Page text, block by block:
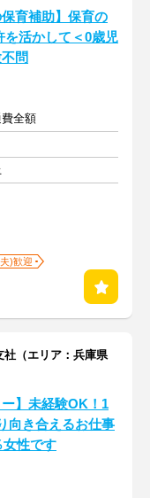
保育補助】保育の
を活かして＜0歳児
問
全額
)歓迎
（エリア：兵庫県
ー】未経験OK！1
向き合えるお仕事
女性です